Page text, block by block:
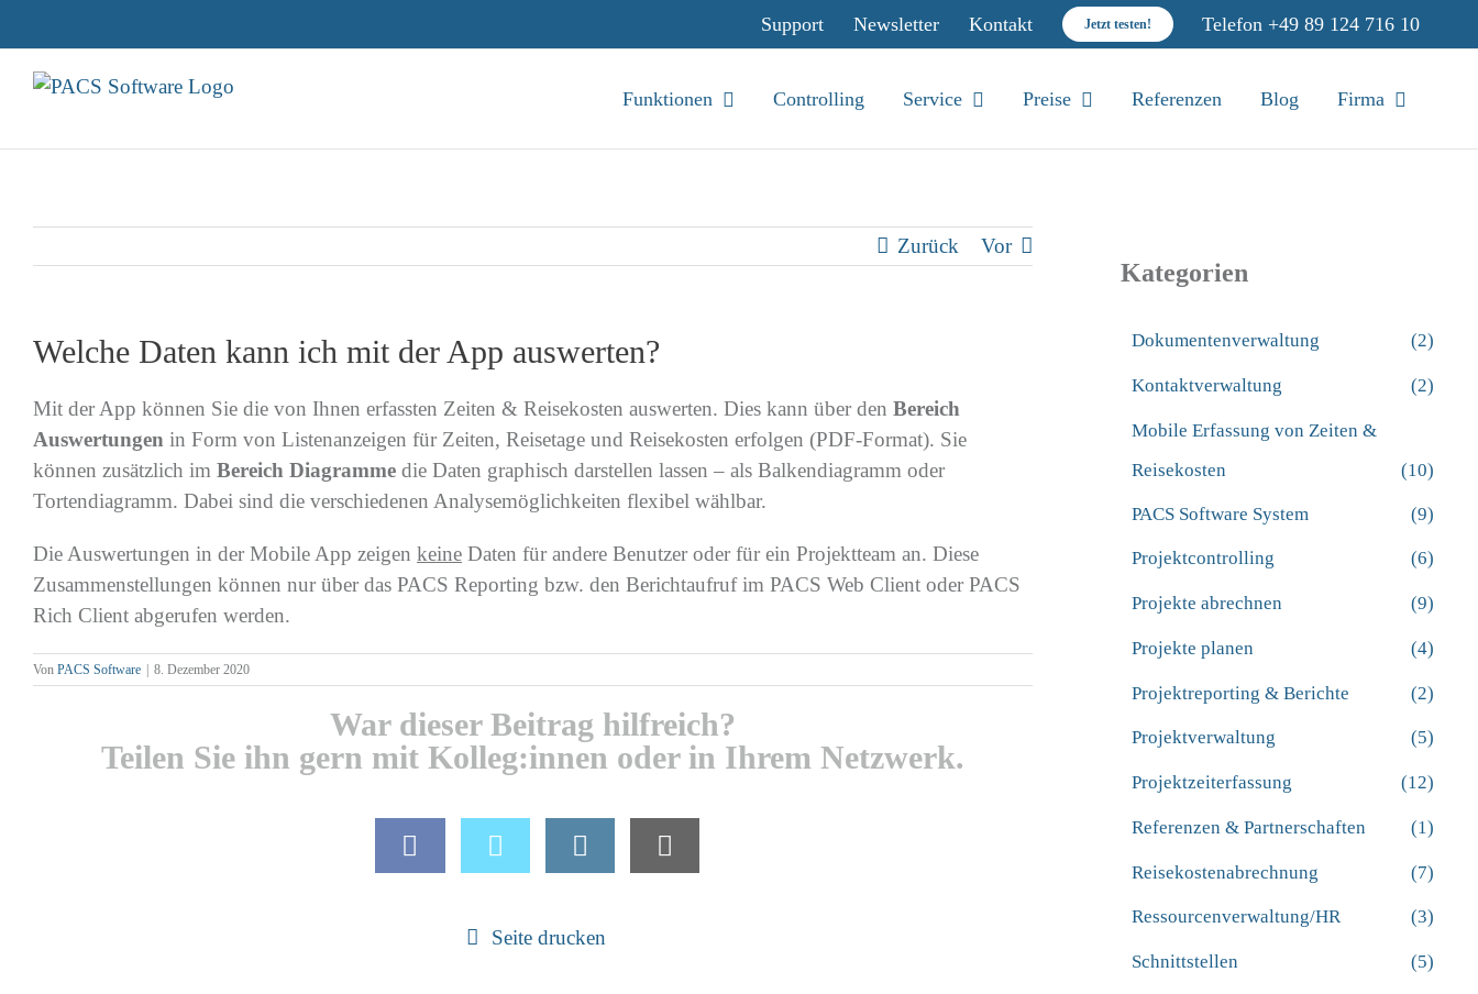
Inhalt
springen
Support Newsletter Kontakt Jetzt testen! Telefon +49 89 124 716 10
Funktionen Controlling Service Preise Referenzen Blog Firma
Zurück Vor
Welche Daten kann ich mit der App auswerten?
Mit der App können Sie die von Ihnen erfassten Zeiten & Reisekosten auswerten. Dies kann über den Bereich
Auswertungen in Form von Listenanzeigen für Zeiten, Reisetage und Reisekosten erfolgen (PDF-Format). Sie
können zusätzlich im Bereich Diagramme die Daten graphisch darstellen lassen – als Balkendiagramm oder
Tortendiagramm. Dabei sind die verschiedenen Analysemöglichkeiten flexibel wählbar.
Die Auswertungen in der Mobile App zeigen keine Daten für andere Benutzer oder für ein Projektteam an. Diese
Zusammenstellungen können nur über das PACS Reporting bzw. den Berichtaufruf im PACS Web Client oder PACS
Rich Client abgerufen werden.
Von PACS Software 8. Dezember 2020
War dieser Beitrag hilfreich?
Teilen Sie ihn gern mit Kolleg:innen oder in Ihrem Netzwerk.
Seite drucken
Kategorien
Dokumentenverwaltung (2)
Kontaktverwaltung (2)
Mobile Erfassung von Zeiten &
Reisekosten
(10)
PACS Software System (9)
Projektcontrolling (6)
Projekte abrechnen (9)
Projekte planen (4)
Projektreporting & Berichte (2)
Projektverwaltung (5)
Projektzeiterfassung (12)
Referenzen & Partnerschaften (1)
Reisekostenabrechnung (7)
Ressourcenverwaltung/HR (3)
Schnittstellen (5)